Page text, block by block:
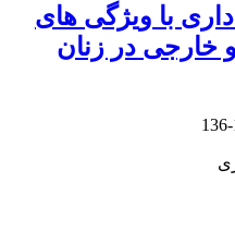
با ویژگی های
خارجی در زنان